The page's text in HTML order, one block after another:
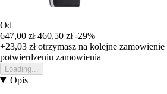
Od
647,00 zł 460,50 zł -29%
+23,03 złotrzymasz na kolejne zamowienie
potwierdzeniu zamowienia
Loading...
Opis